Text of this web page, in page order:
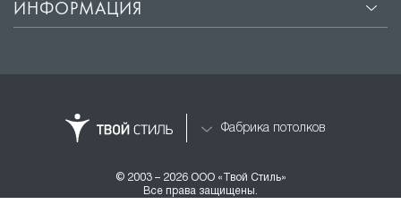
ИНФОРМАЦИЯ
Фабрика потолков
© 2003 – 2026 ООО «Твой Стиль»
Все права защищены.